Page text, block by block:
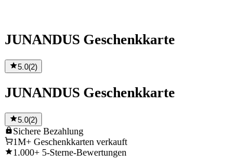
JUNANDUS Geschenkkarte
5.0(2)
JUNANDUS Geschenkkarte
5.0(2)
Sichere Bezahlung
1M+ Geschenkkarten verkauft
1.000+ 5-Sterne-Bewertungen